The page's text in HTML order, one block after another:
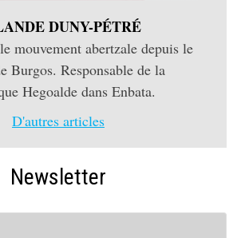
DUNY-PÉTRÉ
mouvement abertzale depuis le
Burgos. Responsable de la
Hegoalde dans Enbata.
D'autres articles
Newsletter